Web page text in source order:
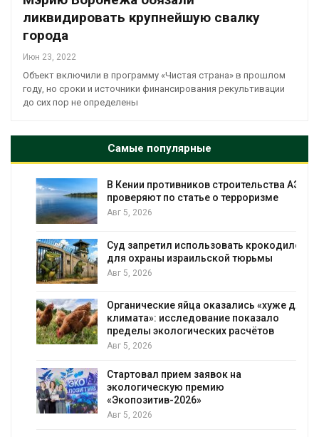
ликвидировать крупнейшую свалку
города
Июн 23, 2022
Объект включили в программу «Чистая страна» в прошлом
году, но сроки и источники финансирования рекультивации
до сих пор не определены
Самые популярные
В Кении противников строительства АЭС
проверяют по статье о терроризме
Авг 5, 2026
Суд запретил использовать крокодилов
для охраны израильской тюрьмы
Авг 5, 2026
Органические яйца оказались «хуже для
климата»: исследование показало
пределы экологических расчётов
Авг 5, 2026
Стартовал прием заявок на
экологическую премию
«Экопозитив-2026»
Авг 5, 2026